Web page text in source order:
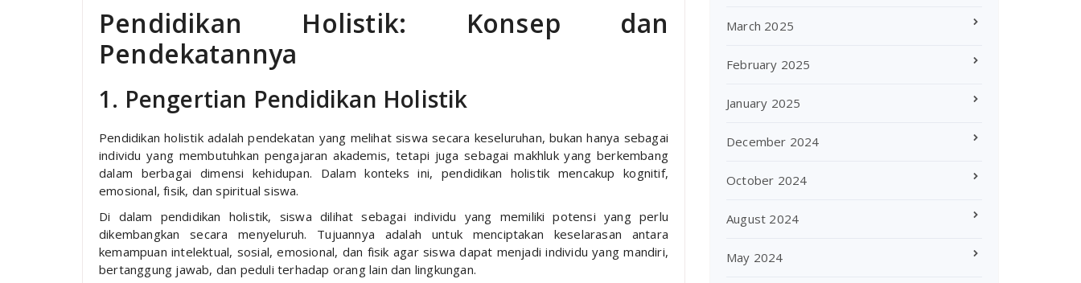
Pendidikan Holistik: Konsep dan
Pendekatannya
1. Pengertian Pendidikan Holistik
Pendidikan holistik adalah pendekatan yang melihat siswa secara keseluruhan, bukan hanya sebagai
individu yang membutuhkan pengajaran akademis, tetapi juga sebagai makhluk yang berkembang
dalam berbagai dimensi kehidupan. Dalam konteks ini, pendidikan holistik mencakup kognitif,
emosional, fisik, dan spiritual siswa.
Di dalam pendidikan holistik, siswa dilihat sebagai individu yang memiliki potensi yang perlu
dikembangkan secara menyeluruh. Tujuannya adalah untuk menciptakan keselarasan antara
kemampuan intelektual, sosial, emosional, dan fisik agar siswa dapat menjadi individu yang mandiri,
bertanggung jawab, dan peduli terhadap orang lain dan lingkungan.
March 2025
February 2025
January 2025
December 2024
October 2024
August 2024
May 2024